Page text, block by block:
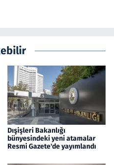
Dışişleri Bakanlığı
bünyesindeki yeni atamalar
Resmi Gazete'de yayımlandı